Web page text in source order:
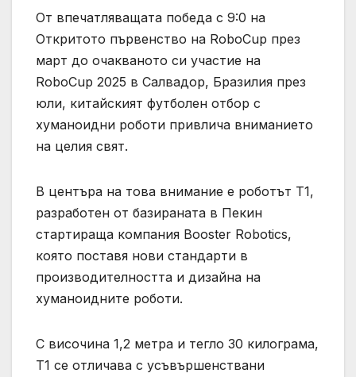
От впечатляващата победа с 9:0 на
Откритото първенство на RoboCup през
март до очакваното си участие на
RoboCup 2025 в Салвадор, Бразилия през
юли, китайският футболен отбор с
хуманоидни роботи привлича вниманието
на целия свят.
В центъра на това внимание е роботът T1,
разработен от базираната в Пекин
стартираща компания Booster Robotics,
която поставя нови стандарти в
производителността и дизайна на
хуманоидните роботи.
С височина 1,2 метра и тегло 30 килограма,
T1 се отличава с усъвършенствани